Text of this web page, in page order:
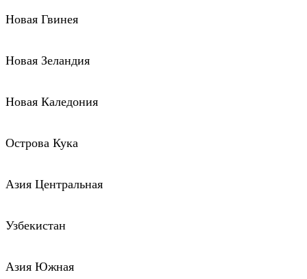
Новая Гвинея
Новая Зеландия
Новая Каледония
Острова Кука
Азия Центральная
Узбекистан
Азия Южная